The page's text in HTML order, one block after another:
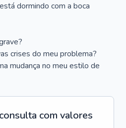
dormindo com a boca
crises do meu problema?
mudança no meu estilo de
com valores